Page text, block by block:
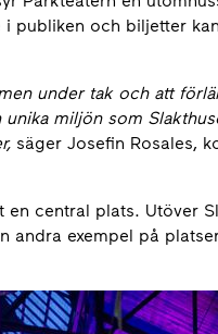
publiken och biljetter
under tak och att
miljön som
säger Josefin Rosales,
central plats. Utöver
andra exempel på